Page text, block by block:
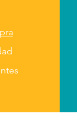
como lo
Dieta rica en
85 % de
corral de